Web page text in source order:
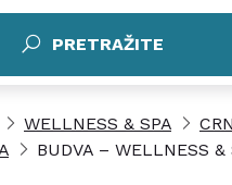
PRETRAŽITE
WELLNESS & SPA
BUDVA – WELLNESS &